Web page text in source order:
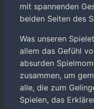
mit spannenden
beiden Seiten des
Was unseren
allem das Gefühl
absurden
zusammen, um
alle, die zum
Spielen, das